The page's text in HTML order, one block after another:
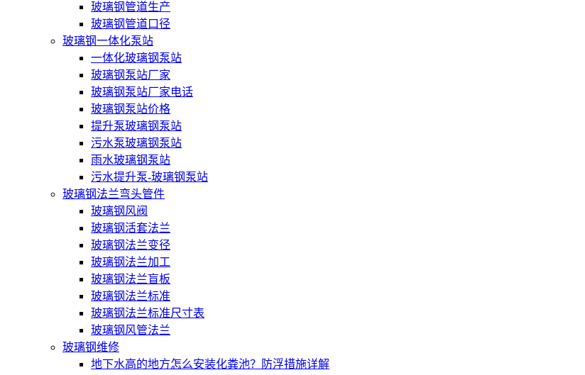
玻璃钢管道生产
玻璃钢管道口径
玻璃钢一体化泵站
一体化玻璃钢泵站
玻璃钢泵站厂家
玻璃钢泵站厂家电话
玻璃钢泵站价格
提升泵玻璃钢泵站
污水泵玻璃钢泵站
雨水玻璃钢泵站
污水提升泵-玻璃钢泵站
玻璃钢法兰弯头管件
玻璃钢风阀
玻璃钢活套法兰
玻璃钢法兰变径
玻璃钢法兰加工
玻璃钢法兰盲板
玻璃钢法兰标准
玻璃钢法兰标准尺寸表
玻璃钢风管法兰
玻璃钢维修
地下水高的地方怎么安装化粪池？防浮措施详解